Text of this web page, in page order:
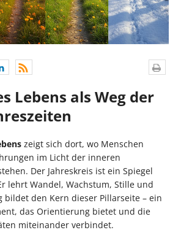
Lebens als Weg der
zeigt sich dort, wo Menschen
im Licht der inneren
Der Jahreskreis ist ein Spiegel
lehrt Wandel, Wachstum, Stille und
bildet den Kern dieser Pillarseite – ein
das Orientierung bietet und die
miteinander verbindet.